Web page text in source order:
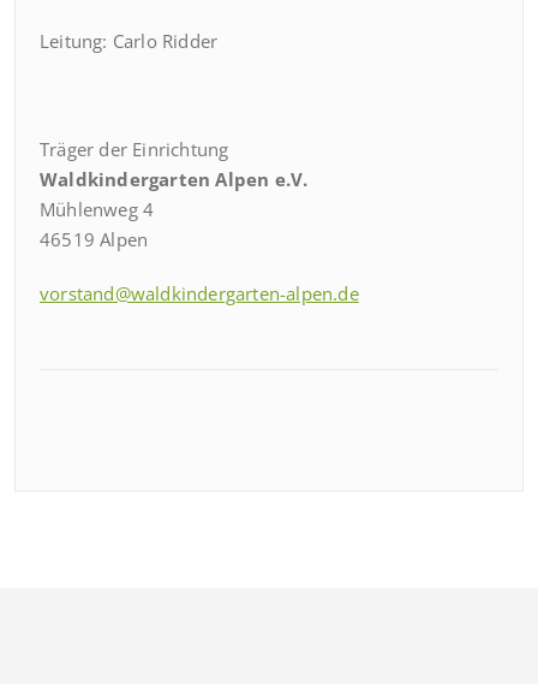
Leitung: Carlo Ridder
Träger der Einrichtung
Waldkindergarten Alpen e.V.
Mühlenweg 4
46519 Alpen
vorstand@waldkindergarten-alpen.de